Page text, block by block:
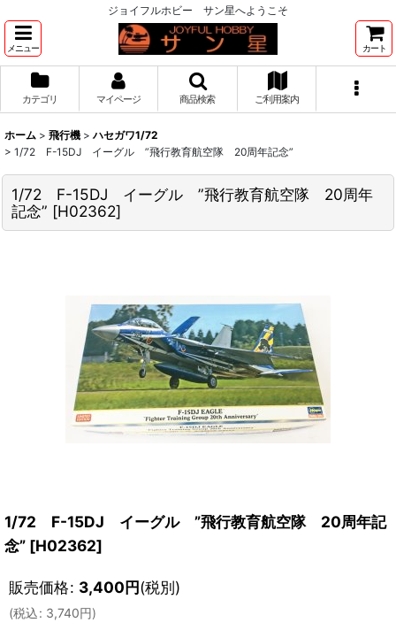
ジョイフルホビー サン星へようこそ
メニュー カート
カテゴリ マイページ 商品検索 ご利用案内
ホーム > 飛行機 > ハセガワ1/72
> 1/72 F-15DJ イーグル ”飛行教育航空隊 20周年記念”
1/72 F-15DJ イーグル ”飛行教育航空隊 20周年
記念” [H02362]
1/72 F-15DJ イーグル ”飛行教育航空隊 20周年記
念” [H02362]
販売価格: 3,400円(税別)
(税込: 3,740円)